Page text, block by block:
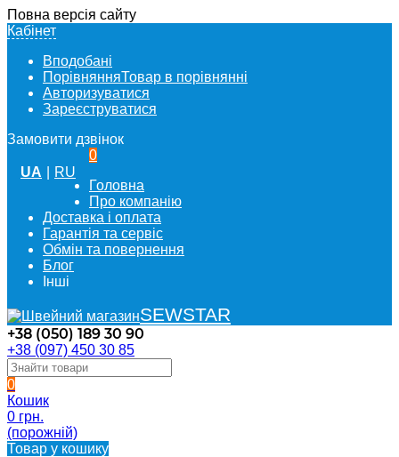
Повна версія сайту
Кабінет
Вподобані
ПорівнянняТовар в порівнянні
Авторизуватися
Зареєструватися
Замовити дзвінок
UA RU
0
Головна
Про компанію
Доставка і оплата
Гарантія та сервіс
Обмін та повернення
Блог
Інші
SEWSTAR
+38 (050) 189 30 90
+38 (097) 450 30 85
0
Кошик
0 грн.
(порожній)
Товар у кошику